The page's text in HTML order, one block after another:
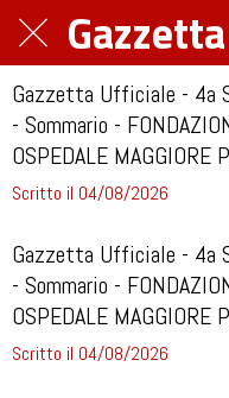
Gazzetta Ufficiale - 4a
- Sommario -
OSPEDALE MAGGIORE
Scritto il 04/08/2026
Gazzetta Ufficiale - 4a
- Sommario -
OSPEDALE MAGGIORE
Scritto il 04/08/2026